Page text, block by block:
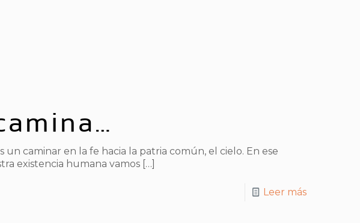
un caminar en la fe hacia la patria común, el cielo. En ese
existencia humana vamos[…]
Leer más